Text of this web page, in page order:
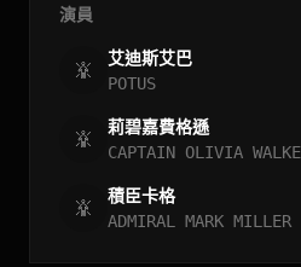
演員
艾迪斯艾巴
POTUS
莉碧嘉費格遜
CAPTAIN OLIVIA
積臣卡格
ADMIRAL MARK MILLER